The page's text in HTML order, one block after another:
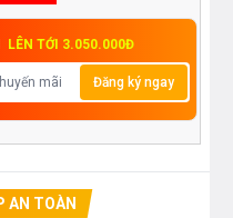
LÊN TỚI 3.050.000Đ
Đăng ký ngay
AN TOÀN